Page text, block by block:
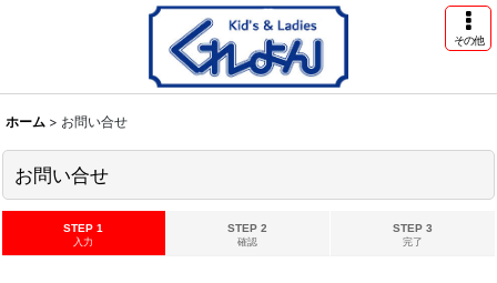
その他
ホーム > お問い合せ
お問い合せ
STEP 1
入力
STEP 2
確認
STEP 3
完了